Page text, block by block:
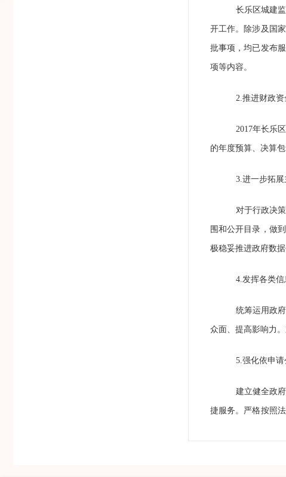
长乐区城建
开工作。除涉及国
批事项，均已发布
项等内容。
2.推进财政
2017年长乐
的年度预算、决算
3.进一步拓
对于行政决
围和公开目录，做
极稳妥推进政府数据
4.发挥各类
统筹运用政
众面、提高影响力
5.强化依申
建立健全政
捷服务。严格按照